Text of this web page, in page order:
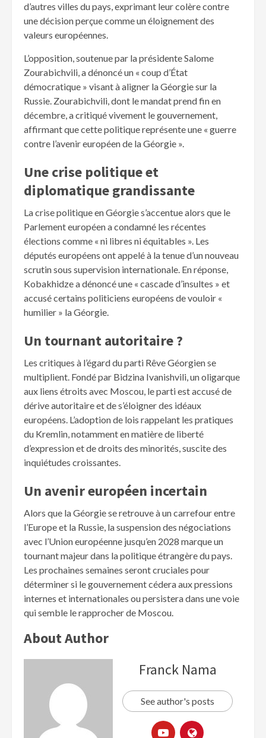
d’autres villes du pays, exprimant leur colère contre
une décision perçue comme un éloignement des
valeurs européennes.
L’opposition, soutenue par la présidente Salome
Zourabichvili, a dénoncé un « coup d’État
démocratique » visant à aligner la Géorgie sur la
Russie. Zourabichvili, dont le mandat prend fin en
décembre, a critiqué vivement le gouvernement,
affirmant que cette politique représente une « guerre
contre l’avenir européen de la Géorgie ».
Une crise politique et
diplomatique grandissante
La crise politique en Géorgie s’accentue alors que le
Parlement européen a condamné les récentes
élections comme « ni libres ni équitables ». Les
députés européens ont appelé à la tenue d’un nouveau
scrutin sous supervision internationale. En réponse,
Kobakhidze a dénoncé une « cascade d’insultes » et
accusé certains politiciens européens de vouloir «
humilier » la Géorgie.
Un tournant autoritaire ?
Les critiques à l’égard du parti Rêve Géorgien se
multiplient. Fondé par Bidzina Ivanishvili, un oligarque
aux liens étroits avec Moscou, le parti est accusé de
dérive autoritaire et de s’éloigner des idéaux
européens. L’adoption de lois rappelant les pratiques
du Kremlin, notamment en matière de liberté
d’expression et de droits des minorités, suscite des
inquiétudes croissantes.
Un avenir européen incertain
Alors que la Géorgie se retrouve à un carrefour entre
l’Europe et la Russie, la suspension des négociations
avec l’Union européenne jusqu’en 2028 marque un
tournant majeur dans la politique étrangère du pays.
Les prochaines semaines seront cruciales pour
déterminer si le gouvernement cédera aux pressions
internes et internationales ou persistera dans une voie
qui semble le rapprocher de Moscou.
About Author
Franck Nama
See author's posts